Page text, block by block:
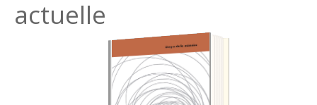
actuelle
25.00€